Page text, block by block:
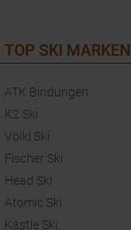
TOP SKI MARKEN
ATK Bindungen
K2 Ski
Völkl Ski
Fischer Ski
Head Ski
Atomic Ski
Kästle Ski